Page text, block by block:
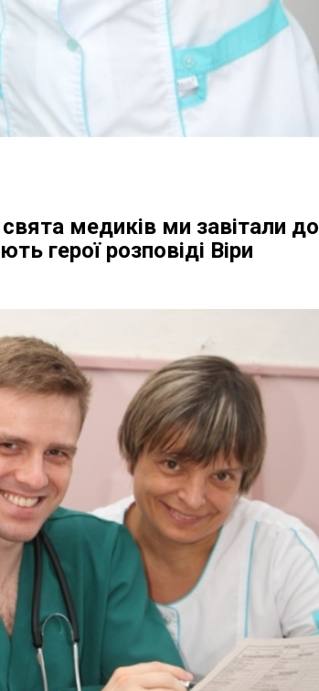
медиків ми завітали до
герої розповіді Віри